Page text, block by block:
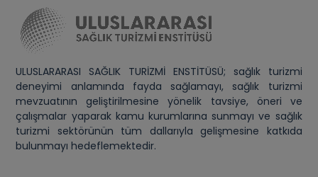
ULUSLARARASI SAĞLIK TURİZMİ ENSTİTÜSÜ; sağlık turizmi
deneyimi anlamında fayda sağlamayı, sağlık turizmi
mevzuatının geliştirilmesine yönelik tavsiye, öneri ve
çalışmalar yaparak kamu kurumlarına sunmayı ve sağlık
turizmi sektörünün tüm dallarıyla gelişmesine katkıda
bulunmayı hedeflemektedir.